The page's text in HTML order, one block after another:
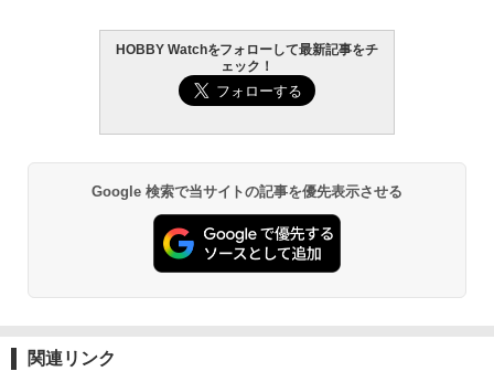
BANDAI SPIRITS(バンダイ スピリッツ)
機動警察パトレイバー EZY RG 1/48 AV-
みプラモデル
BANDAI SPIRITS(バンダイ スピリッツ)
HGAW 機動新世紀ガンダムX ガンダムエ
東京マルイ (TOKYO MARUI) ガスブロー
バックマシンガン No.14 20式 5.56mm
東京マルイ(TOKYO MARUI) No.21 H&K
USP HG 18歳以上エアーHOPハンドガン
￥3,409
LOCTITE(ロックタイト) シールはがし
プレミアム 220ml
￥962
タミヤ クラフトツールシリーズ No.123
先細薄刃ニッパー (ゲートカット用) プラ
モデル用工具 74123
HOBBY Watchをフォローして最新記事をチ
ェック！
Google 検索で当サイトの記事を優先表示させる
関連リンク